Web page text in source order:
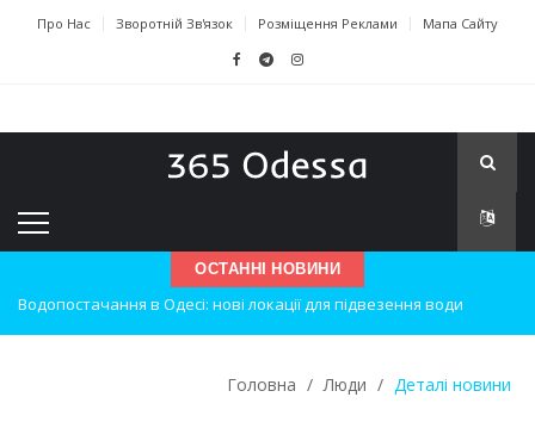
Про Нас Зворотній Зв'язок Розміщення Реклами Мапа Сайту
ОСТАННІ НОВИНИ
Нічна атака на Одесу: наслідки вибухів
Головна / Люди / Деталі новини